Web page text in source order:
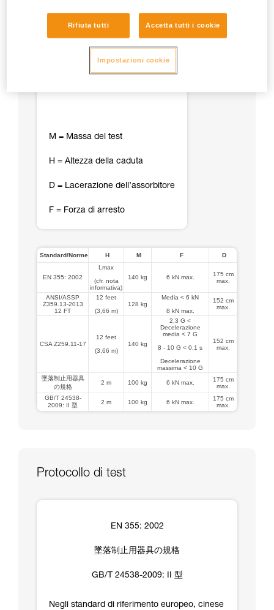
M = Massa del test
H = Altezza della caduta
D = Lacerazione dell’assorbitore
F = Forza di arresto
Standard/Norme H M F D
EN 355: 2002
Lmax
(cfr. nota
informativa)
140 kg 6 kN max.
175 cm
max.
ANSI/ASSP
Z359.13-2013
12 FT
12 feet
(3,66 m)
128 kg
Media < 6 kN
8 kN max.
152 cm
max.
CSA Z259.11-17
12 feet
(3,66 m)
140 kg
2,3 G <
Decelerazione
media < 7 G
8 - 10 G < 0,1 s
Decelerazione
massima < 10 G
152 cm
max.
墜落制止用器具
の規格
2 m 100 kg 6 kN max.
175 cm
max.
GB/T 24538-
2009: II 型
2 m 100 kg 6 kN max.
175 cm
max.
Protocollo di test
EN 355: 2002
墜落制止用器具の規格
GB/T 24538-2009: II 型
Negli standard di riferimento europeo, cinese
Rifiuta tutti Accetta tutti i cookie
Impostazioni cookie